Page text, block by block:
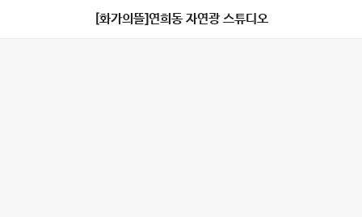
[화가의뜰]연희동 자연광 스튜디오